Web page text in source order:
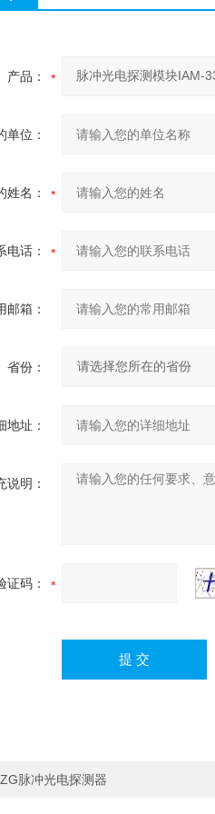
产品：
单位：
姓名：
电话：
邮箱：
省份：
地址：
说明：
证码：
ZG脉冲光电探测器